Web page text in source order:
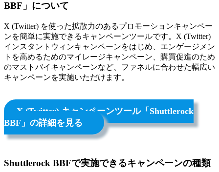
BBF」について
X (Twitter) を使った拡散力のあるプロモーションキャンペー
ンを簡単に実施できるキャンペーンツールです。X (Twitter)
インスタントウィンキャンペーンをはじめ、エンゲージメン
トを高めるためのマイレージキャンペーン、購買促進のため
のマストバイキャンペーンなど、ファネルに合わせた幅広い
キャンペーンを実施いただけます。
X (Twitter) キャンペーンツール「Shuttlerock
BBF」の詳細を見る
Shuttlerock BBFで実施できるキャンペーンの種類